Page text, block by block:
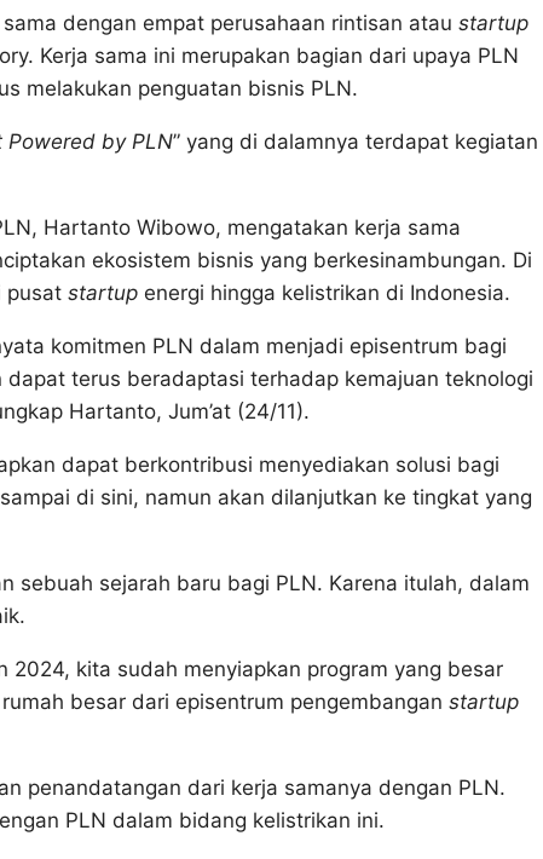
dengan empat perusahaan rintisan atau startup
Kerja sama ini merupakan bagian dari upaya PLN
melakukan penguatan bisnis PLN.
Powered by PLN” yang di dalamnya terdapat kegiatan
Hartanto Wibowo, mengatakan kerja sama
ekosistem bisnis yang berkesinambungan. Di
pusat startup energi hingga kelistrikan di Indonesia.
komitmen PLN dalam menjadi episentrum bagi
terus beradaptasi terhadap kemajuan teknologi
Hartanto, Jum’at (24/11).
dapat berkontribusi menyediakan solusi bagi
di sini, namun akan dilanjutkan ke tingkat yang
sebuah sejarah baru bagi PLN. Karena itulah, dalam
2024, kita sudah menyiapkan program yang besar
besar dari episentrum pengembangan startup
penandatangan dari kerja samanya dengan PLN.
PLN dalam bidang kelistrikan ini.